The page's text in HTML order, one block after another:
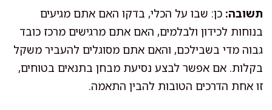
תשובה: כן: שבו על הכלי, בדקו האם אתם מגיעים
בנוחות לכידון ולבלמים, האם אתם מרגישים מרכז כובד
גבוה מדי בשבילכם, והאם אתם מסוגלים להעביר משקל
בקלות. אם אפשר לבצע נסיעת מבחן בתנאים בטוחים,
זו אחת הדרכים הטובות להבין התאמה.